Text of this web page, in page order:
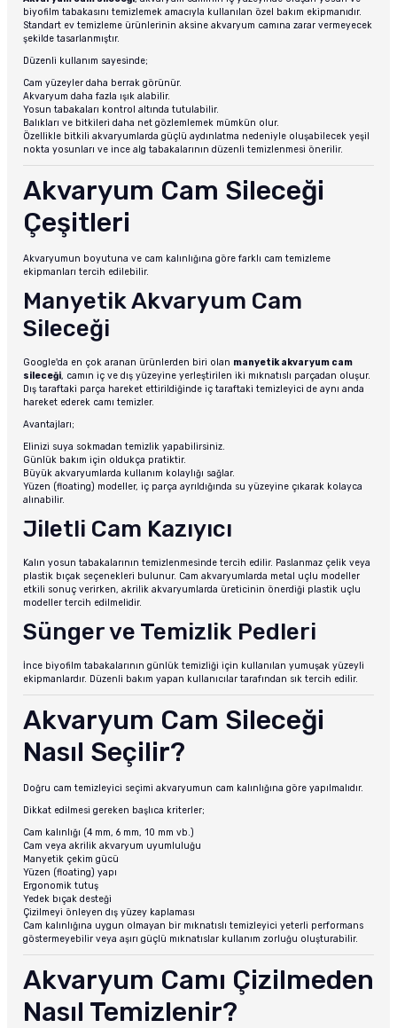
biyofilm tabakasını temizlemek amacıyla kullanılan özel bakım ekipmanıdır.
Standart ev temizleme ürünlerinin aksine akvaryum camına zarar vermeyecek
şekilde tasarlanmıştır.
Düzenli kullanım sayesinde;
Cam yüzeyler daha berrak görünür.
Akvaryum daha fazla ışık alabilir.
Yosun tabakaları kontrol altında tutulabilir.
Balıkları ve bitkileri daha net gözlemlemek mümkün olur.
Özellikle bitkili akvaryumlarda güçlü aydınlatma nedeniyle oluşabilecek yeşil
nokta yosunları ve ince alg tabakalarının düzenli temizlenmesi önerilir.
Akvaryum Cam Sileceği
Çeşitleri
Akvaryumun boyutuna ve cam kalınlığına göre farklı cam temizleme
ekipmanları tercih edilebilir.
Manyetik Akvaryum Cam
Sileceği
Google'da en çok aranan ürünlerden biri olan manyetik akvaryum cam
sileceği, camın iç ve dış yüzeyine yerleştirilen iki mıknatıslı parçadan oluşur.
Dış taraftaki parça hareket ettirildiğinde iç taraftaki temizleyici de aynı anda
hareket ederek camı temizler.
Avantajları;
Elinizi suya sokmadan temizlik yapabilirsiniz.
Günlük bakım için oldukça pratiktir.
Büyük akvaryumlarda kullanım kolaylığı sağlar.
Yüzen (floating) modeller, iç parça ayrıldığında su yüzeyine çıkarak kolayca
alınabilir.
Jiletli Cam Kazıyıcı
Kalın yosun tabakalarının temizlenmesinde tercih edilir. Paslanmaz çelik veya
plastik bıçak seçenekleri bulunur. Cam akvaryumlarda metal uçlu modeller
etkili sonuç verirken, akrilik akvaryumlarda üreticinin önerdiği plastik uçlu
modeller tercih edilmelidir.
Sünger ve Temizlik Pedleri
İnce biyofilm tabakalarının günlük temizliği için kullanılan yumuşak yüzeyli
ekipmanlardır. Düzenli bakım yapan kullanıcılar tarafından sık tercih edilir.
Akvaryum Cam Sileceği
Nasıl Seçilir?
Doğru cam temizleyici seçimi akvaryumun cam kalınlığına göre yapılmalıdır.
Dikkat edilmesi gereken başlıca kriterler;
Cam kalınlığı (4 mm, 6 mm, 10 mm vb.)
Cam veya akrilik akvaryum uyumluluğu
Manyetik çekim gücü
Yüzen (floating) yapı
Ergonomik tutuş
Yedek bıçak desteği
Çizilmeyi önleyen dış yüzey kaplaması
Cam kalınlığına uygun olmayan bir mıknatıslı temizleyici yeterli performans
göstermeyebilir veya aşırı güçlü mıknatıslar kullanım zorluğu oluşturabilir.
Akvaryum Camı Çizilmeden
Nasıl Temizlenir?